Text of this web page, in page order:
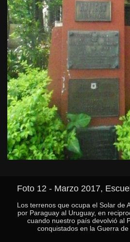
Foto 12 - Marzo 2017,
Los terrenos que ocupa el Solar de
por Paraguay al Uruguay, en
cuando nuestro país devolvió al
conquistados en la Guerra de